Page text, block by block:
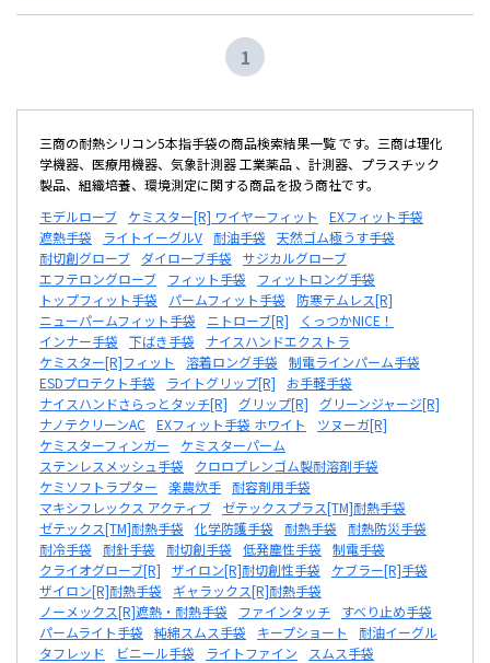
1
三商の耐熱シリコン5本指手袋の商品検索結果一覧 です。三商は理化
学機器、医療用機器、気象計測器 工業薬品 、計測器、プラスチック
製品、組織培養、環境測定に関する商品を扱う商社です。
モデルローブ
ケミスター[R] ワイヤーフィット
EXフィット手袋
遮熱手袋
ライトイーグルV 耐油手袋
天然ゴム極うす手袋
耐切創グローブ
ダイローブ手袋
サジカルグローブ
エフテロングローブ
フィット手袋
フィットロング手袋
トップフィット手袋
パームフィット手袋
防寒テムレス[R]
ニューパームフィット手袋
ニトローブ[R]
くっつかNICE！
インナー手袋
下ばき手袋
ナイスハンドエクストラ
ケミスター[R]フィット
溶着ロング手袋
制電ラインパーム手袋
ESDプロテクト手袋
ライトグリップ[R]
お手軽手袋
ナイスハンドさらっとタッチ[R]
グリップ[R]
グリーンジャージ[R]
ナノテクリーンAC EXフィット手袋 ホワイト
ツヌーガ[R]
ケミスターフィンガー
ケミスターパーム
ステンレスメッシュ手袋
クロロプレンゴム製耐溶剤手袋
ケミソフトラプター
楽農炊手 耐容剤用手袋
マキシフレックス アクティブ
ゼテックスプラス[TM]耐熱手袋
ゼテックス[TM]耐熱手袋
化学防護手袋 耐熱手袋
耐熱防災手袋
耐冷手袋
耐針手袋 耐切創手袋 低発塵性手袋
制電手袋
クライオグローブ[R]
ザイロン[R]耐切創性手袋
ケブラー[R]手袋
ザイロン[R]耐熱手袋
ギャラックス[R]耐熱手袋
ノーメックス[R]遮熱・耐熱手袋
ファインタッチ
すべり止め手袋
パームライト手袋
純綿スムス手袋 キープショート
耐油イーグル
タフレッド
ビニール手袋 ライトファイン
スムス手袋